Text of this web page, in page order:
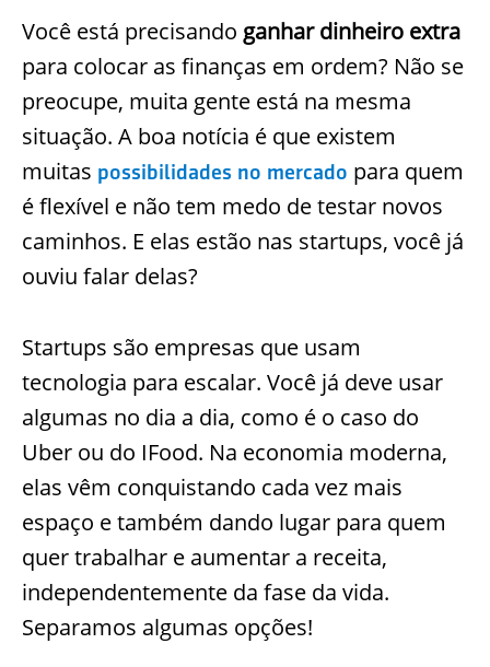
Você está precisando ganhar dinheiro extra
para colocar as finanças em ordem? Não se
preocupe, muita gente está na mesma
situação. A boa notícia é que existem
muitas possibilidades no mercado para quem
é flexível e não tem medo de testar novos
caminhos. E elas estão nas startups, você já
ouviu falar delas?
Startups são empresas que usam
tecnologia para escalar. Você já deve usar
algumas no dia a dia, como é o caso do
Uber ou do IFood. Na economia moderna,
elas vêm conquistando cada vez mais
espaço e também dando lugar para quem
quer trabalhar e aumentar a receita,
independentemente da fase da vida.
Separamos algumas opções!